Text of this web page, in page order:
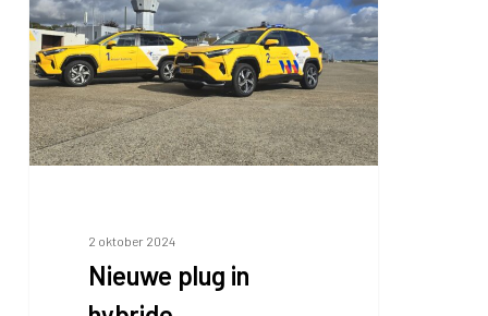
in
hybride
terreinwagens
2 oktober 2024
Nieuwe plug in